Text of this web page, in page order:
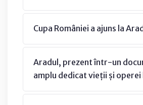
Cupa României a ajuns la
Aradul, prezent într-un
amplu dedicat vieții și operei